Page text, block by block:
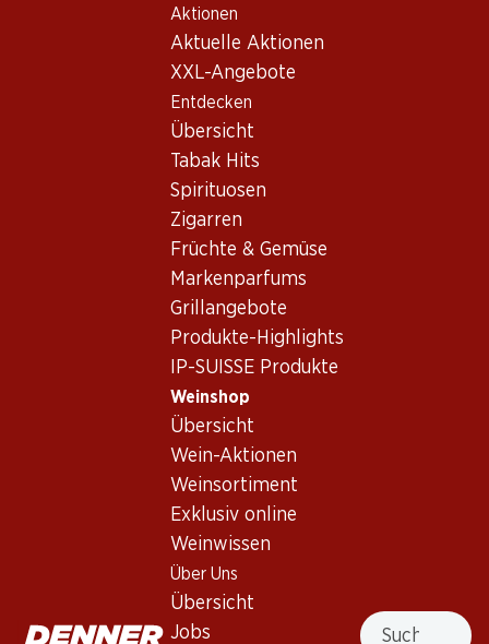
Aktionen
Aktuelle Aktionen
XXL-Angebote
Entdecken
Übersicht
Tabak Hits
Spirituosen
Zigarren
Früchte & Gemüse
Markenparfums
Grillangebote
Produkte-Highlights
IP-SUISSE Produkte
Weinshop
Übersicht
Wein-Aktionen
Weinsortiment
Exklusiv online
Weinwissen
Über Uns
Übersicht
Jobs
Suche
Wein/Champagner
Bordeaux
Côte de Fonroque Saint-Émilion Grand Cru AOC Bio
Côte de Fonroque Saint-Émilion
Grand Cru AOC Bio
,Bordeaux
Dunkles, dichtes Granatrot. Elegante Noten von reifen
schwarzen Kirschen etwas frischem Heu und ein Hauch
Vanille. Mittler bis voller Körper mit seidigen Tanninen und